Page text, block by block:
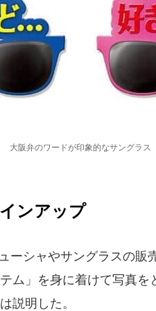
大阪弁のワードが印象的なサングラス
ンアップ
シャやサングラスの販
ム」を身に着けて写真を
説明した。